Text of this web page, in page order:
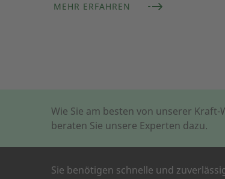
MEHR ERFAHREN
Wie Sie am besten von unserer
beraten Sie unsere Experten dazu.
Sie benötigen schnelle und